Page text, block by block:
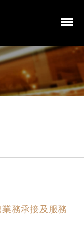
務承接及服務